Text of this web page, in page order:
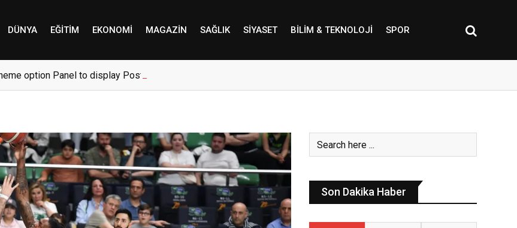
DÜNYA EĞITIM EKONOMI MAGAZIN SAĞLIK SIYASET BILIM & TEKNOLOJI SPOR
option Panel to display Post
Son Dakika Haber